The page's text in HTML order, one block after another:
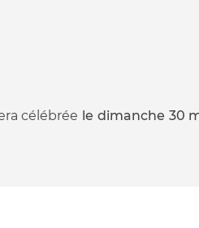
célébrée le dimanche 30